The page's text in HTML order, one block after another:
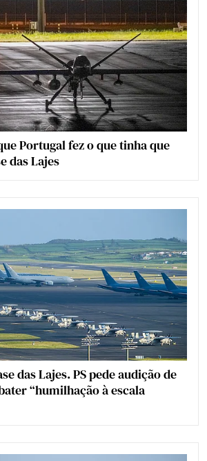
Portugal fez o que tinha que
das Lajes
das Lajes. PS pede audição de
“humilhação à escala